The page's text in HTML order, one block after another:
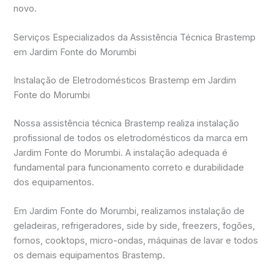
novo.
Serviços Especializados da Assistência Técnica Brastemp
em Jardim Fonte do Morumbi
Instalação de Eletrodomésticos Brastemp em Jardim
Fonte do Morumbi
Nossa assistência técnica Brastemp realiza instalação
profissional de todos os eletrodomésticos da marca em
Jardim Fonte do Morumbi. A instalação adequada é
fundamental para funcionamento correto e durabilidade
dos equipamentos.
Em Jardim Fonte do Morumbi, realizamos instalação de
geladeiras, refrigeradores, side by side, freezers, fogões,
fornos, cooktops, micro-ondas, máquinas de lavar e todos
os demais equipamentos Brastemp.